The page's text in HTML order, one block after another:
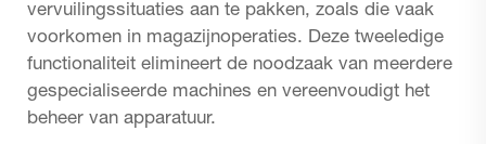
vervuilingssituaties aan te pakken, zoals die vaak
voorkomen in magazijnoperaties. Deze tweeledige
functionaliteit elimineert de noodzaak van meerdere
gespecialiseerde machines en vereenvoudigt het
beheer van apparatuur.